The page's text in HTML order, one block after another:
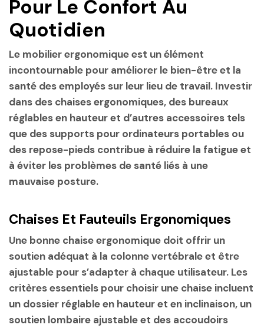
Pour Le Confort Au
Quotidien
Le mobilier ergonomique est un élément
incontournable pour améliorer le bien-être et la
santé des employés sur leur lieu de travail. Investir
dans des chaises ergonomiques, des bureaux
réglables en hauteur et d’autres accessoires tels
que des supports pour ordinateurs portables ou
des repose-pieds contribue à réduire la fatigue et
à éviter les problèmes de santé liés à une
mauvaise posture.
Chaises Et Fauteuils Ergonomiques
Une bonne chaise ergonomique doit offrir un
soutien adéquat à la colonne vertébrale et être
ajustable pour s’adapter à chaque utilisateur. Les
critères essentiels pour choisir une chaise incluent
un dossier réglable en hauteur et en inclinaison, un
soutien lombaire ajustable et des accoudoirs